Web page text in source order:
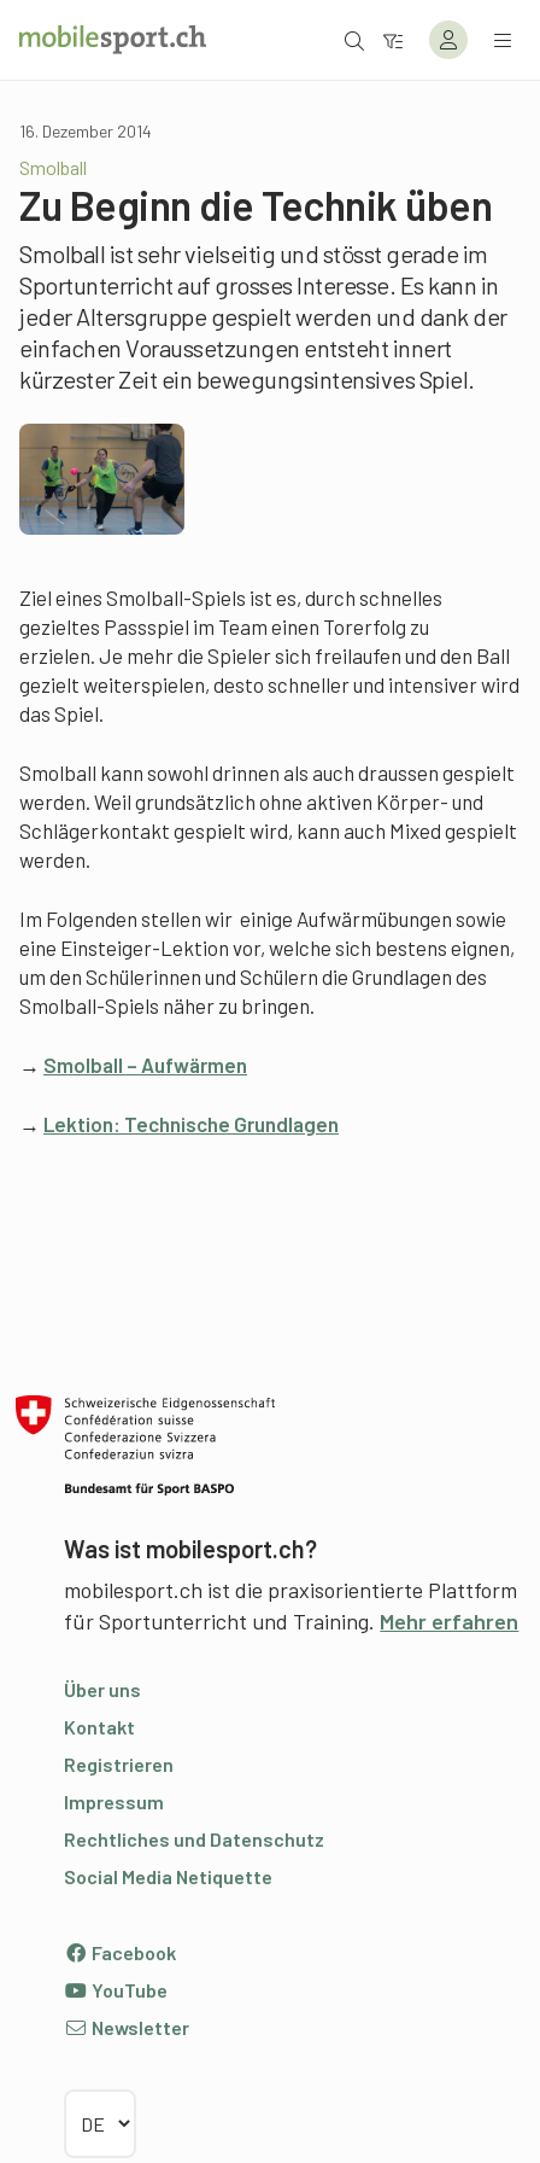
16. Dezember 2014
Smolball
Zu Beginn die Technik üben
Smolball ist sehr vielseitig und stösst gerade im
Sportunterricht auf grosses Interesse. Es kann in
jeder Altersgruppe gespielt werden und dank der
einfachen Voraussetzungen entsteht innert
kürzester Zeit ein bewegungsintensives Spiel.
Ziel eines Smolball-Spiels ist es, durch schnelles
gezieltes Passspiel im Team einen Torerfolg zu
erzielen. Je mehr die Spieler sich freilaufen und den Ball
gezielt weiterspielen, desto schneller und intensiver wird
das Spiel.
Smolball kann sowohl drinnen als auch draussen gespielt
werden. Weil grundsätzlich ohne aktiven Körper- und
Schlägerkontakt gespielt wird, kann auch Mixed gespielt
werden.
Im Folgenden stellen wir einige Aufwärmübungen sowie
eine Einsteiger-Lektion vor, welche sich bestens eignen,
um den Schülerinnen und Schülern die Grundlagen des
Smolball-Spiels näher zu bringen.
→ Smolball – Aufwärmen
→ Lektion: Technische Grundlagen
Was ist mobilesport.ch?
mobilesport.ch ist die praxisorientierte Plattform
für Sportunterricht und Training. Mehr erfahren
Über uns
Kontakt
Registrieren
Impressum
Rechtliches und Datenschutz
Social Media Netiquette
Facebook
YouTube
Newsletter